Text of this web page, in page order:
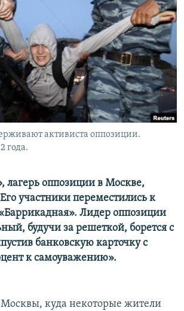
активиста оппозиции.
года.
лагерь оппозиции в Москве,
участники переместились к
Лидер оппозиции
будучи за решеткой, борется с
банковскую карточку с
к самоуважению».
куда некоторые жители